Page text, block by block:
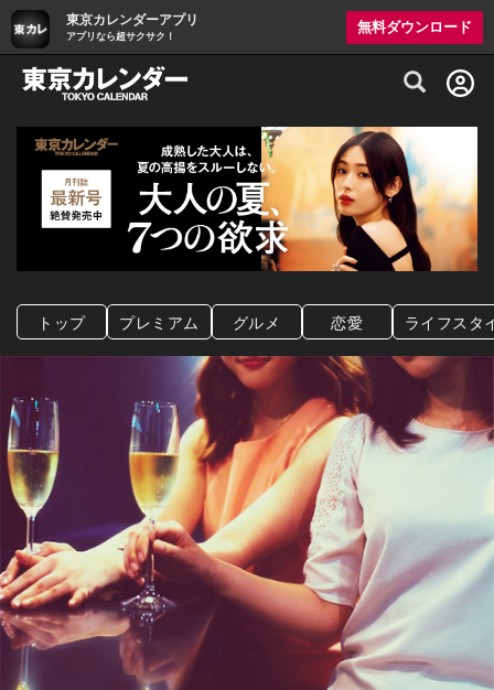
東京カレンダーアプリ
アプリなら超サクサク！
無料ダウンロード
グルメ情報・プレミアムレストラン予約
トップ プレミアム グルメ 恋愛 ライフスタ